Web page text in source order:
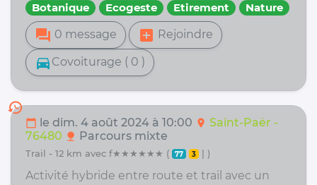
Botanique Ecogeste Etirement Nature
forum 0 message add_box Rejoindre
directions_car Covoiturage ( 0 )
history
calendar_today le dim. 4 août 2024 à 10:00 location_on Saint-Paër -
76480 nature Parcours mixte
trail - 12 km avec f★★★★★★ ( 77 3 | )
Activité hybride entre route et trail avec un